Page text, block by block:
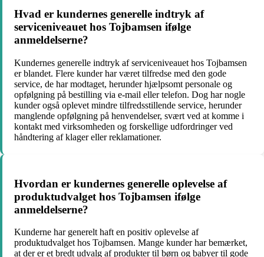
Hvad er kundernes generelle indtryk af
serviceniveauet hos Tojbamsen ifølge
anmeldelserne?
Kundernes generelle indtryk af serviceniveauet hos Tojbamsen
er blandet. Flere kunder har været tilfredse med den gode
service, de har modtaget, herunder hjælpsomt personale og
opfølgning på bestilling via e-mail eller telefon. Dog har nogle
kunder også oplevet mindre tilfredsstillende service, herunder
manglende opfølgning på henvendelser, svært ved at komme i
kontakt med virksomheden og forskellige udfordringer ved
håndtering af klager eller reklamationer.
Hvordan er kundernes generelle oplevelse af
produktudvalget hos Tojbamsen ifølge
anmeldelserne?
Kunderne har generelt haft en positiv oplevelse af
produktudvalget hos Tojbamsen. Mange kunder har bemærket,
at der er et bredt udvalg af produkter til børn og babyer til gode